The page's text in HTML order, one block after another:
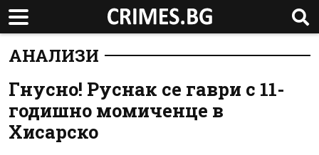
АНАЛИЗИ
Гнусно! Руснак се гаври с 11-
годишно момиченце в
Хисарско